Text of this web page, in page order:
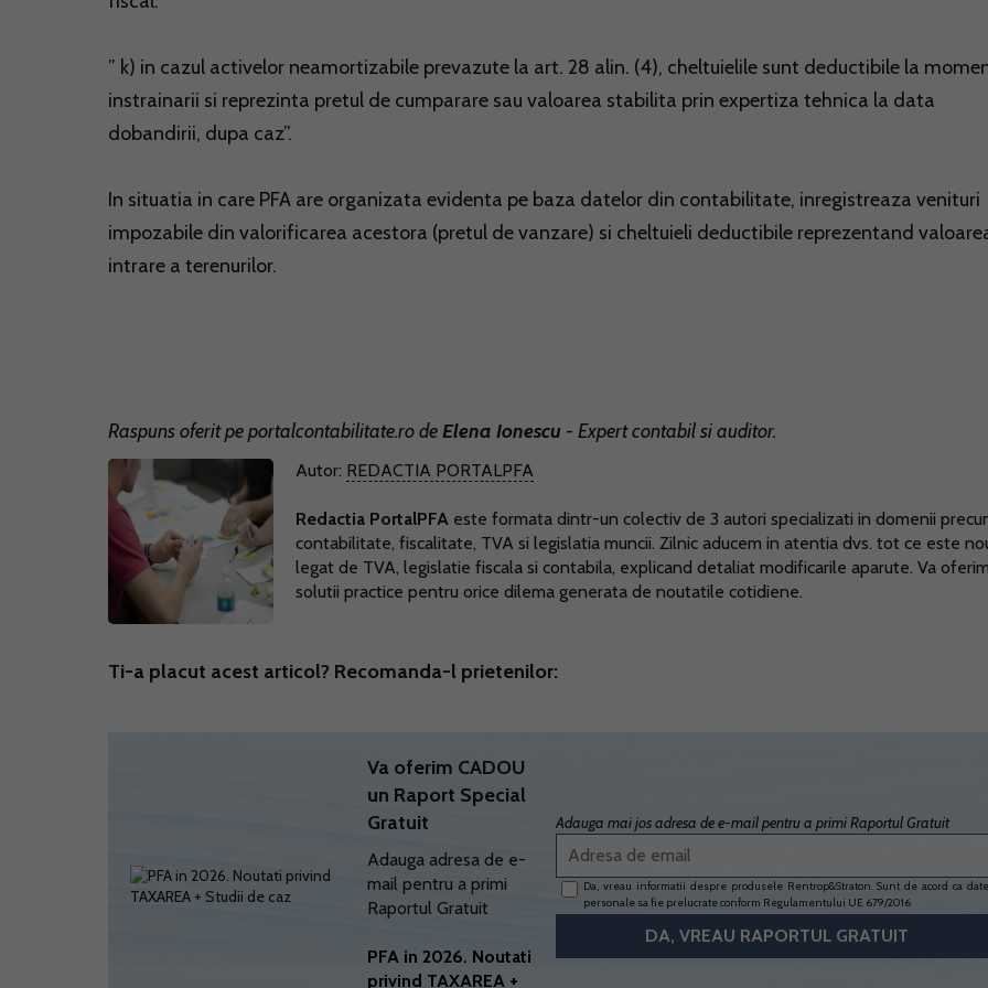
” k) in cazul activelor neamortizabile prevazute la art. 28 alin. (4), cheltuielile sunt deductibile la
instrainarii si reprezinta pretul de cumparare sau valoarea stabilita prin expertiza tehnica la data
dobandirii, dupa caz”.
In situatia in care PFA are organizata evidenta pe baza datelor din contabilitate, inregistreaza venituri
impozabile din valorificarea acestora (pretul de vanzare) si cheltuieli deductibile reprezentand
intrare a terenurilor.
Raspuns oferit peportalcontabilitate.rodeElena Ionescu - Expert contabil si auditor.
Autor: REDACTIA PORTALPFA
Redactia PortalPFA este formata dintr-un colectiv de 3 autori specializati in domenii
contabilitate, fiscalitate, TVA si legislatia muncii. Zilnic aducem in atentia dvs. tot ce este
legat de TVA, legislatie fiscala si contabila, explicand detaliat modificarile aparute. Va
solutii practice pentru orice dilema generata de noutatile cotidiene.
Ti-a placut acest articol? Recomanda-l prietenilor:
Va oferim CADOU
un Raport Special
Gratuit
Adauga adresa de e-
mail pentru a primi
Raportul Gratuit
PFA in 2026. Noutati
privind TAXAREA +
Adauga mai jos adresa de e-mail pentru a primi Raportul Gratuit
Da, vreau informatii despre produsele Rentrop&Straton. Sunt de acord ca
personale sa fie prelucrate conform Regulamentului UE 679/2016